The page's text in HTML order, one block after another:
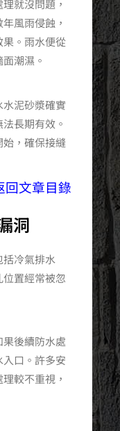
就沒問題，
風雨侵蝕，
果。雨水便從
潮濕。
泥砂漿確實
長期有效。
，確保接縫
回文章目錄
洞
括冷氣排水
置經常被忽
後續防水處
口。許多安
較不重視，